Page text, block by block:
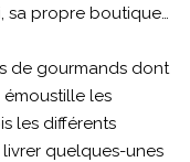
sa propre boutique…
de gourmands dont
les
les différents
livrer quelques-unes